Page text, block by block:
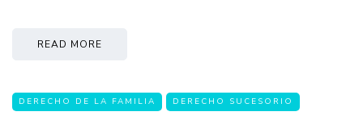
READ MORE
DERECHO DE LA FAMILIA DERECHO SUCESORIO